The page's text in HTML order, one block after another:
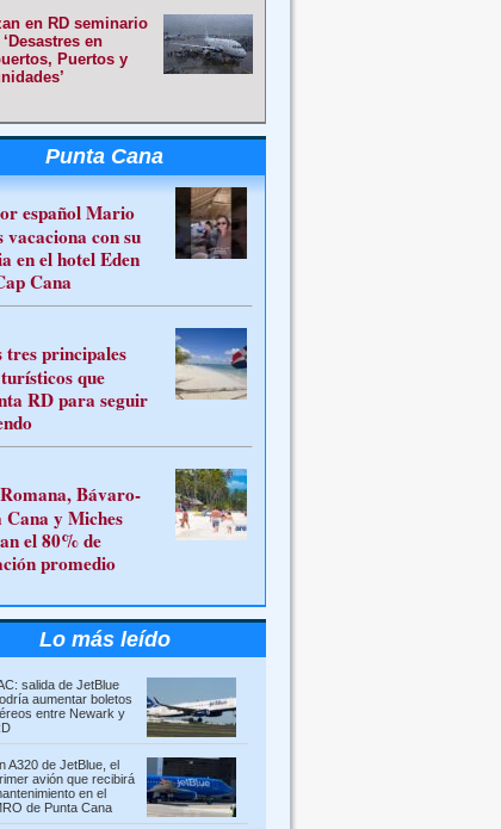
en RD seminario
en
Puertos y
Punta Cana
español Mario
vacaciona con su
en el hotel Eden
Cana
tres principales
que
RD para seguir
Bávaro-
Cana y Miches
el 80% de
promedio
Lo más leído
salida de JetBlue
aumentar boletos
entre Newark y
A320 de JetBlue, el
avión que recibirá
en el
de Punta Cana